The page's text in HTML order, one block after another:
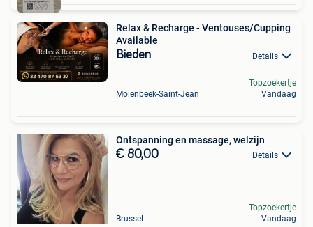
Relax & Recharge - Ventouses/Cupping
Available
Bieden Details
Molenbeek-Saint-Jean
Topzoekertje
Vandaag
Ontspanning en massage, welzijn
€ 80,00 Details
Brussel
Topzoekertje
Vandaag